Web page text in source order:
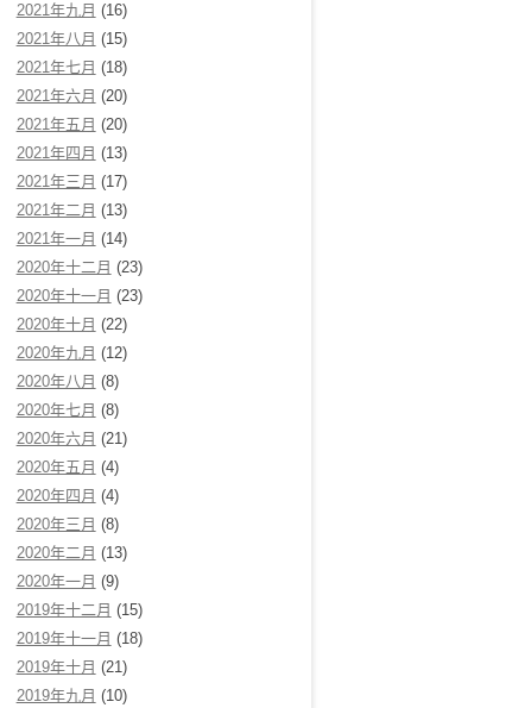
2021年九月 (16)
2021年八月 (15)
2021年七月 (18)
2021年六月 (20)
2021年五月 (20)
2021年四月 (13)
2021年三月 (17)
2021年二月 (13)
2021年一月 (14)
2020年十二月 (23)
2020年十一月 (23)
2020年十月 (22)
2020年九月 (12)
2020年八月 (8)
2020年七月 (8)
2020年六月 (21)
2020年五月 (4)
2020年四月 (4)
2020年三月 (8)
2020年二月 (13)
2020年一月 (9)
2019年十二月 (15)
2019年十一月 (18)
2019年十月 (21)
2019年九月 (10)